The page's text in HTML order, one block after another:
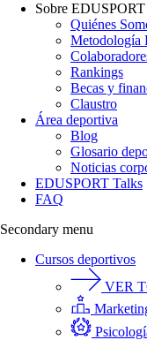
Sobre EDUSPORT
Quiénes
Metodología
Rankings
Becas y
Claustro
Área deportiva
Blog
Glosario
Noticias
EDUSPORT Talks
FAQ
Secondary menu
Cursos deportivos
VER